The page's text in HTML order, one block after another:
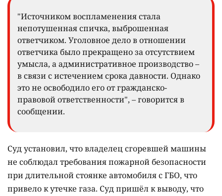
"Источником воспламенения стала
непотушенная спичка, выброшенная
ответчиком. Уголовное дело в отношении
ответчика было прекращено за отсутствием
умысла, а административное производство –
в связи с истечением срока давности. Однако
это не освободило его от гражданско-
правовой ответственности", – говорится в
сообщении.
Суд установил, что владелец сгоревшей машины
не соблюдал требования пожарной безопасности
при длительной стоянке автомобиля с ГБО, что
привело к утечке газа. Суд пришёл к выводу, что